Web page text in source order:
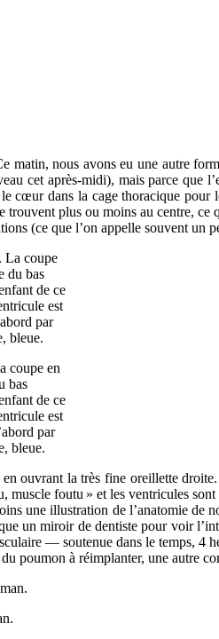
matin, nous avons eu une autre
cet après-midi), mais parce que
cœur dans la cage thoracique pour
trouvent plus ou moins au centre,
(ce que l’on appelle souvent un
coupe en
bas
de ce
est
par
bleue.
ouvrant la très fine oreillette
muscle foutu » et les ventricules
une illustration de l’anatomie de
un miroir de dentiste pour voir
— soutenue dans le temps, 4
poumon à réimplanter, une autre